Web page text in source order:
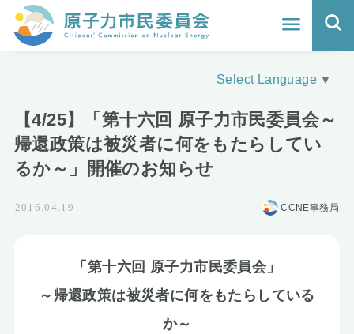
ホーム
地震と原発の安全性
核のごみの行方と課題
原子力市民委員会について
Select Language ▼
【4/25】「第十六回 原子力市民委員会～
帰還政策は被災者に何をもたらしてい
るか～」開催のお知らせ
2016.04.19 CCNE事務局
「第十六回 原子力市民委員会」
～帰還政策は被災者に何をもたらしている
か～